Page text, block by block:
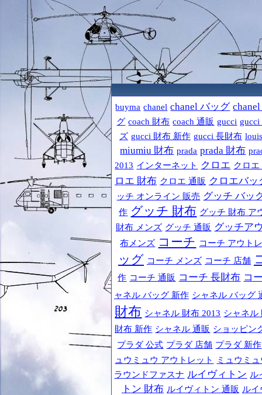
buyma chanel chanel バッグ
グ coach 財布 coach 通販 gucci
ズ gucci 財布 新作 gucci 長財布
miumiu 財布 prada prada 財布
2013 インターネット クロエ クロ
ロエ 財布 クロエ 通販 クロエバッ
ッチ オンライン 販売 グッチ バッ
作 グッチ 財布 グッチ 財布 ア
財布 メンズ グッチ 通販 グッチア
布メンズ コーチ コーチ アウト
ッグ コーチ メンズ コーチ 店舗
作 コーチ 通販 コーチ 長財布 コ
ャネル バッグ 新作 シャネル バッグ
財布 シャネル 財布 2013 シャネル
財布 新作 シャネル 通販 ショッピン
プラダ 公式 プラダ 店舗 プラダ 新作
ュウミュウ アウトレット
ミュウミ
ラウンドファスナ ルイヴィトン ル
トン 財布 ルイヴィトン 通販 ル